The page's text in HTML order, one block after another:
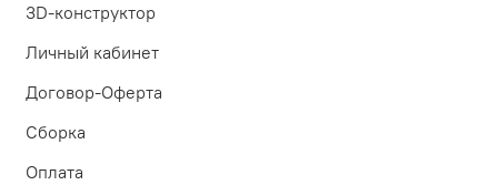
3D-конструктор
Личный кабинет
Договор-Оферта
Сборка
Оплата